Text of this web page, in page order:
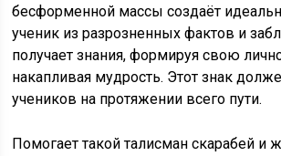
бесформенной массы создаёт
ученик из разрозненных фактов и
получает знания, формируя свою
накапливая мудрость. Этот знак
учеников на протяжении всего пути.
Помогает такой талисман скарабей и